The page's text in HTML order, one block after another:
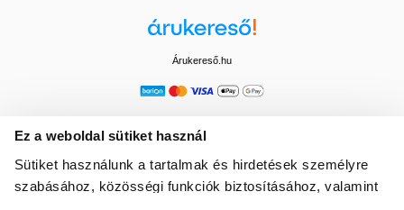
Ez a weboldal sütiket használ
Sütiket használunk a tartalmak és hirdetések személyre
szabásához, közösségi funkciók biztosításához, valamint
Árukereső.hu